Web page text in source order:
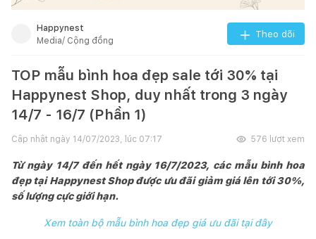
Happynest
Media/ Cộng đồng
Theo dõi
TOP mẫu bình hoa đẹp sale tới 30% tại
Happynest Shop, duy nhất trong 3 ngày
14/7 - 16/7 (Phần 1)
Cập nhật ngày 14/07/2023, lúc 07:17 576 lượt xem
Từ ngày 14/7 đến hết ngày 16/7/2023, các mẫu bình hoa
đẹp tại Happynest Shop được ưu đãi giảm giá lên tới 30%,
số lượng cực giới hạn.
Xem toàn bộ mẫu bình hoa đẹp giá ưu đãi tại đây